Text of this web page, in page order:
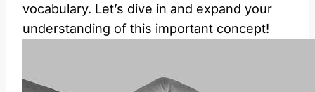
vocabulary. Let’s dive in and expand your
understanding of ‌this important ​concept!